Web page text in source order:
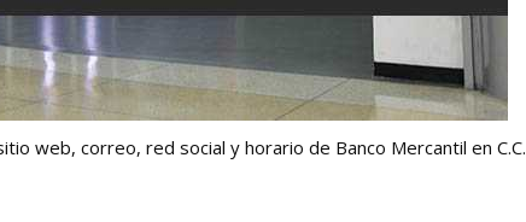
web, correo, red social y horario de Banco Mercantil en C.C.